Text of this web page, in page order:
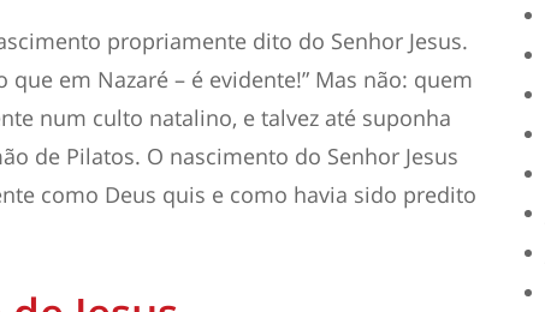
propriamente dito do Senhor Jesus.
que em Nazaré – é evidente!” Mas não: quem
num culto natalino, e talvez até suponha
de Pilatos. O nascimento do Senhor Jesus
como Deus quis e como havia sido predito